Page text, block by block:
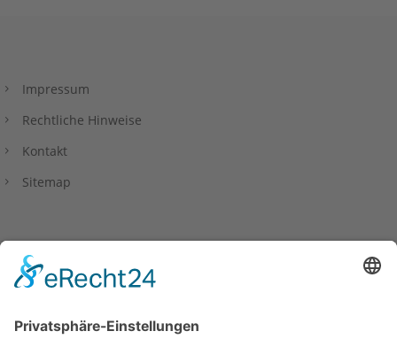
Impressum
Rechtliche Hinweise
Kontakt
Sitemap
Datenschutzerklärung
Privacy Policy
Barrierefreiheitserklärung